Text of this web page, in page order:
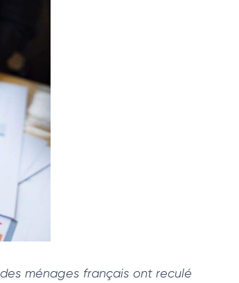
ménages français ont reculé